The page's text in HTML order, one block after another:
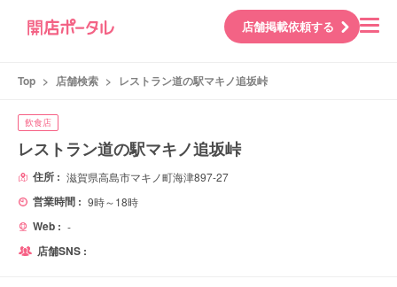
店舗掲載依頼する
Top > 店舗検索 > レストラン道の駅マキノ追坂峠
飲食店
レストラン道の駅マキノ追坂峠
住所 : 滋賀県高島市マキノ町海津897-27
営業時間 : 9時～18時
Web : -
店舗SNS :